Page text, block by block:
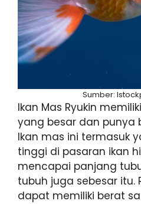
Sumber:
Ikan Mas Ryukin
yang besar dan punya
Ikan mas ini termasuk
tinggi di pasaran ikan
mencapai panjang
tubuh juga sebesar itu.
dapat memiliki berat